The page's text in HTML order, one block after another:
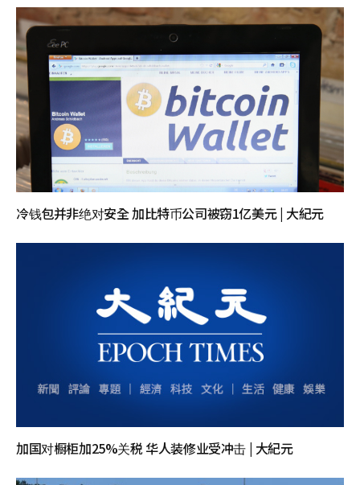
冷钱包并非绝对安全 加比特币公司被窃1亿美元 | 大紀元
加国对橱柜加25%关税 华人装修业受冲击 | 大紀元